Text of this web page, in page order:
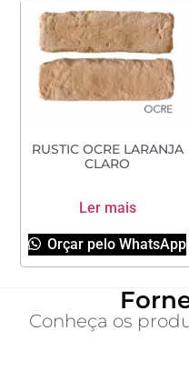
RUSTIC OCRE LARANJA
CLARO
Ler mais
Orçar pelo WhatsApp
Conheça os